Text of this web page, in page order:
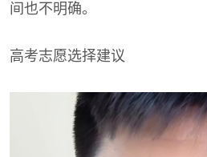
间也不明确。
高考志愿选择建议